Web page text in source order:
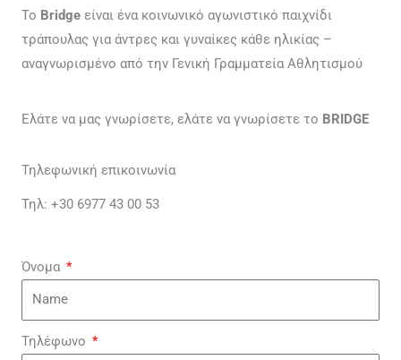
Το Bridge είναι ένα κοινωνικό αγωνιστικό παιχνίδι
τράπουλας για άντρες και γυναίκες κάθε ηλικίας –
αναγνωρισμένο από την Γενική Γραμματεία Αθλητισμού
Ελάτε να μας γνωρίσετε, ελάτε να γνωρίσετε το BRIDGE
Τηλεφωνική επικοινωνία
Τηλ: +30 6977 43 00 53
Όνομα
Τηλέφωνο